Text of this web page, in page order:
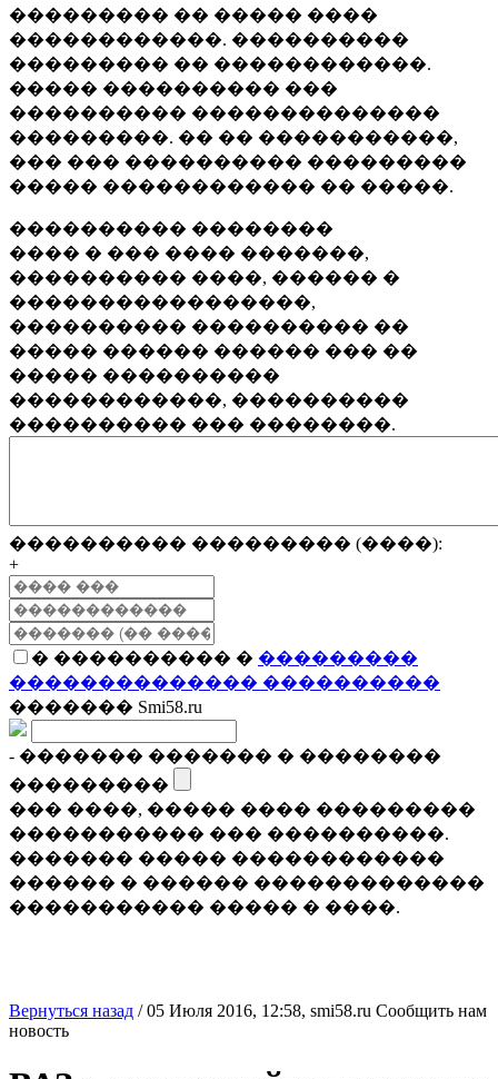
��������� �� ����� ����
������������. ����������
��������� �� ������������.
����� ���������� ���
���������� ��������������
���������. �� �� �����������,
��� ��� ���������� ���������
����� ������������ �� �����.
���������� ��������
���� � ��� ���� �������,
���������� ����, ������ �
�����������������,
���������� ���������� ��
����� ������ ������ ��� ��
����� ����������
������������, ����������
���������� ��� ��������.
���������� ��������� (����):
+
� ���������� � ���������
�������������� ����������
������� Smi58.ru
- ������� ������� � ��������
���������
��� ����, ����� ���� ���������
����������� ��� ����������.
������� ����� ������������
������ � ������ �������������
����������� ����� � ����.
Вернуться назад /05 Июля 2016, 12:58, smi58.ru Сообщить нам
новость